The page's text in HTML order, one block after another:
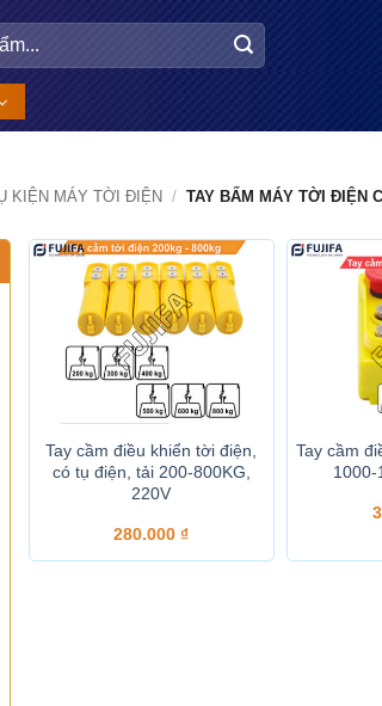
KIỆN MÁY TỜI ĐIỆN / TAY BẤM MÁY TỜI ĐIỆN
Tay cầm điều khiển tời điện,
có tụ điện, tải 200-800KG,
220V
280.000₫
Tay cầm
1000-